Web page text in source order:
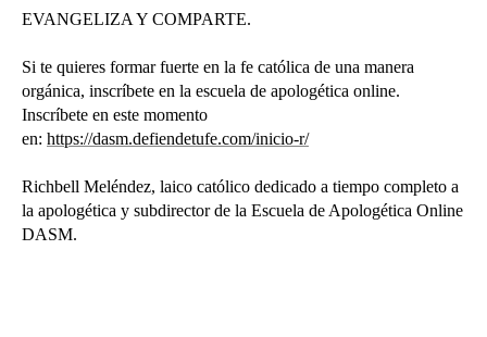
EVANGELIZA Y COMPARTE.
Si te quieres formar fuerte en la fe católica de una manera
orgánica, inscríbete en la escuela de apologética online.
Inscríbete en este momento
en: https://dasm.defiendetufe.com/inicio-r/
Richbell Meléndez, laico católico dedicado a tiempo completo a
la apologética y subdirector de la Escuela de Apologética Online
DASM.